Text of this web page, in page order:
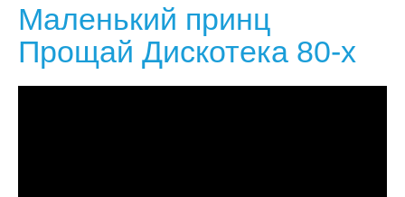
Маленький принц
Прощай Дискотека 80-х